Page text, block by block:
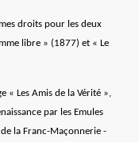
droits pour les deux
libre » (1877) et « Le
« Les Amis de la Vérité »,
par les Emules
la Franc-Maçonnerie -